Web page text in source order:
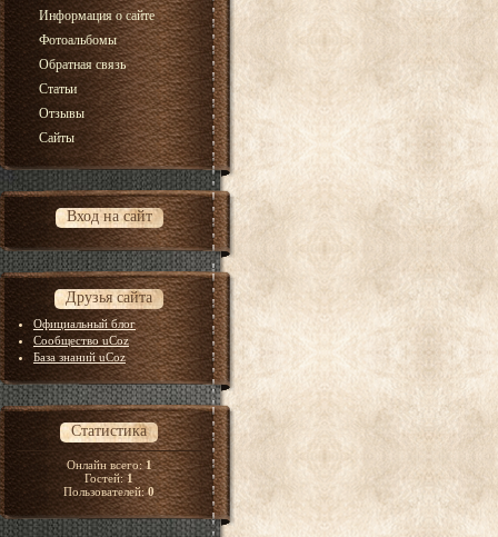
Информация о сайте
Фотоальбомы
Обратная связь
Статьи
Отзывы
Сайты
Вход на сайт
Друзья сайта
Официальный блог
Сообщество uCoz
База знаний uCoz
Статистика
Онлайн всего:1
Гостей:1
Пользователей:0